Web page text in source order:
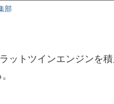
部
ットツインエンジンを